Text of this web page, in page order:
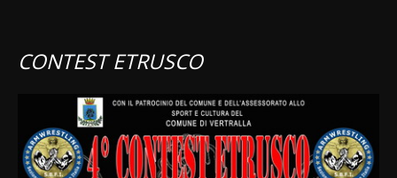
CONTEST ETRUSCO